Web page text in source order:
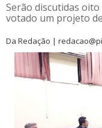
Serão discutidas
votado um projeto
Da Redação |